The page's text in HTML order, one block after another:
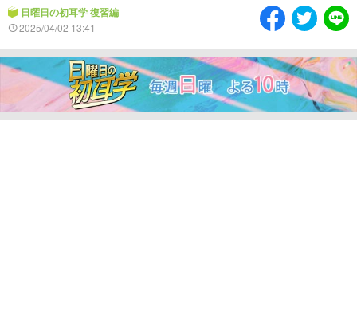
痛快！明石家電視台に、
エエ話はいらんねん！
池上彰のニュース解説が
読める！「生！池上彰×山
里亮太」
MBSラグビーダイアリー
5分で読める！教えてもら
日曜日の初耳学 復習編
2025/04/02 13:41